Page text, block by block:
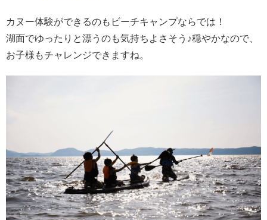
カヌー体験ができるのもビーチキャンプならでは！
湖面でゆったりと漂うのも気持ちよさそう♪穏やかなので、
お子様もチャレンジできますね。